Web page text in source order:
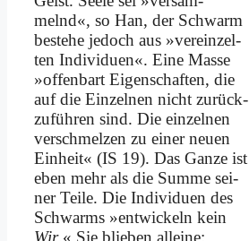
melnd«, so Han, der Schwarm
be­stehe je­doch aus »ver­ein­zel­
ten In­di­vi­du­en«. Ei­ne Mas­se
»of­fen­bart Ei­gen­schaf­ten, die
auf die Ein­zel­nen nicht zu­rück­
zu­füh­ren sind. Die ein­zel­nen
ver­schmel­zen zu ei­ner neu­en
Ein­heit« (IS 19). Das Gan­ze ist
eben mehr als die Sum­me sei­
ner Tei­le. Die In­di­vi­du­en des
Schwarms »ent­wickeln kein
Wir.« Sie blie­ben al­lei­ne: